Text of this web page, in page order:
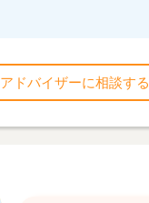
アドバイザーに相談する